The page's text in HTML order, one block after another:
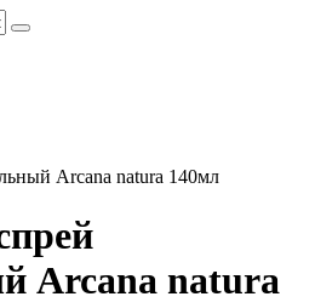
Аrcana natura 140мл
Аrcana natura